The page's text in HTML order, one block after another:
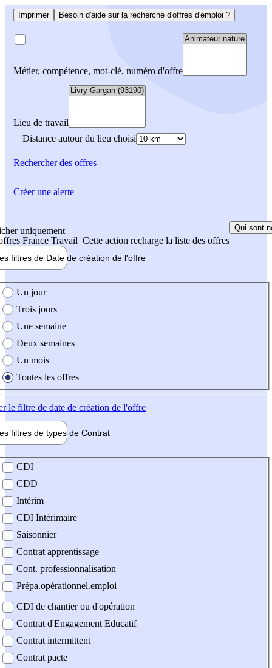
Imprimer Besoin d'aide sur la recherche d'offres d'emploi ?
Métier, compétence, mot-clé, numéro d'offre
Lieu de travail
Distance autour du lieu choisi
Rechercherdes offres
uniquement
France Travail Cette action recharge la liste des offres
Qui sont
filtres de Date de création de l'offre
création de l'offre
Un jour
Trois jours
Une semaine
Deux semaines
Un mois
Toutes les offres
le filtre de date de création de l'offre
filtres de types de Contrat
contrat
CDI
CDD
Intérim
CDI Intérimaire
Saisonnier
Contrat apprentissage
Cont. professionnalisation
Prépa.opérationnel.emploi
CDI de chantier ou d'opération
Contrat d'Engagement Educatif
Contrat intermittent
Contrat pacte
Créer une alerte